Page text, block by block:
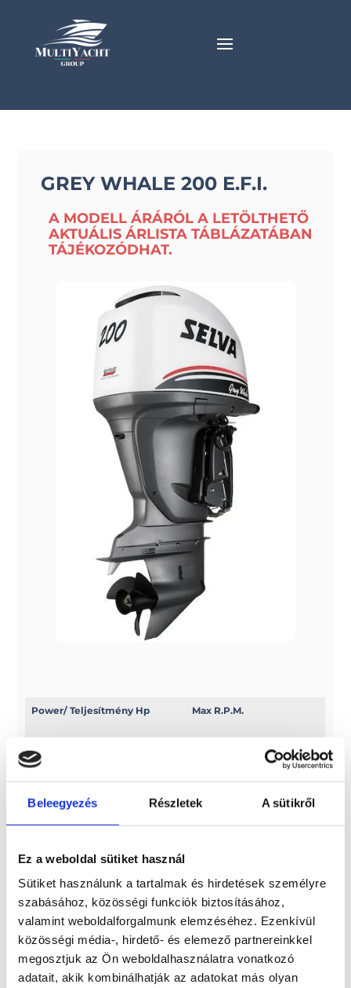
Beleegyezés Részletek A sütikről
Ez a weboldal sütiket használ
Sütiket használunk a tartalmak és hirdetések személyre
szabásához, közösségi funkciók biztosításához,
valamint weboldalforgalmunk elemzéséhez. Ezenkívül
közösségi média-, hirdető- és elemező partnereinkkel
megosztjuk az Ön weboldalhasználatra vonatkozó
adatait, akik kombinálhatják az adatokat más olyan
GREY WHALE 200 E.F.I.
A MODELL ÁRÁRÓL A LETÖLTHETŐ
AKTUÁLIS ÁRLISTA TÁBLÁZATÁBAN
TÁJÉKOZÓDHAT.
Power/ Teljesítmény Hp
Power/ Teljesítmény Kw
Max R.P.M.
Swept volume
Visszahívást kérek!